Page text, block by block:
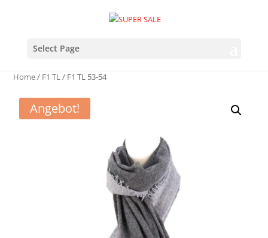
Select Page
Home/ F1 TL/ F1 TL 53-54
Angebot!